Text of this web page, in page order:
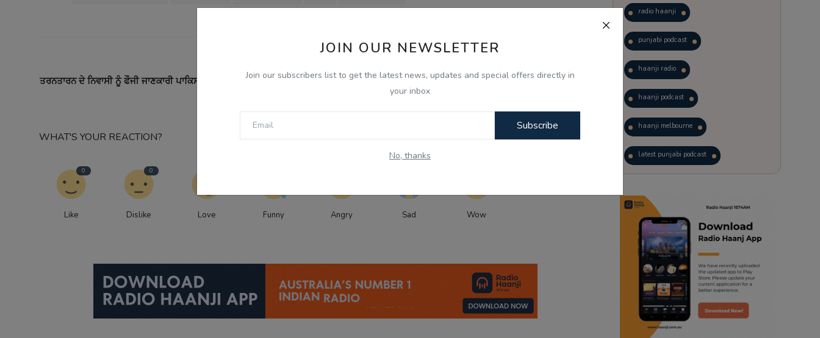
JOIN OUR NEWSLETTER
Join our subscribers list to get the latest news, updates and special offers directly in
your inbox
Subscribe
No, thanks
ਤਰਨਤਾਰਨ ਦੇ ਨਿਵਾਸੀ ਨੂੰ ਫੌਜੀ ਜਾਣਕਾਰੀ ਪਾਕਿਸਤਾਨ ਨੂੰ ਦੇਣ ਦੇ ਦੋਸ਼ 'ਚ ਗ੍ਰਿਫ਼ਤਾਰ
‘ਜੈੱਨ-ਜ਼ੀ ਦੇਸ਼ ਦੀ ਸਭ ਤੋਂ ਵੱਡੀ ਤਾਕਤ ਅਤੇ ਮਾਣ’: ਵਿਵਾਦ ਤੋਂ ਬਾਅਦ ਕੰਗਨਾ ਰਣੌਤ ਦੇ
WHAT'S YOUR REACTION?
0
Like
0
Dislike Love Funny Angry Sad Wow
radio haanji
punjabi podcast
haanji radio
haanji podcast
haanji melbourne
latest punjabi podcast
trending punjabi podcast
ranjodh singh
punjabi podcast australia
radio haanji updates
punjabi kahani